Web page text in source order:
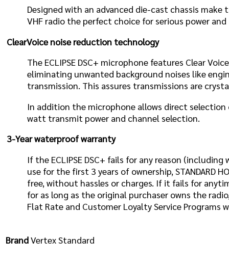
Designed with an advanced die-cast chassis
VHF radio the perfect choice for serious power
ClearVoice noise reduction technology
The ECLIPSE DSC+ microphone features Clear
eliminating unwanted background noises like
transmission. This assures transmissions are
In addition the microphone allows direct selection
watt transmit power and channel selection.
3-Year waterproof warranty
If the ECLIPSE DSC+ fails for any reason
use for the first 3 years of ownership, STANDARD
free, without hassles or charges. If it fails for
for as long as the original purchaser owns the
Flat Rate and Customer Loyalty Service Programs
BrandVertex Standard